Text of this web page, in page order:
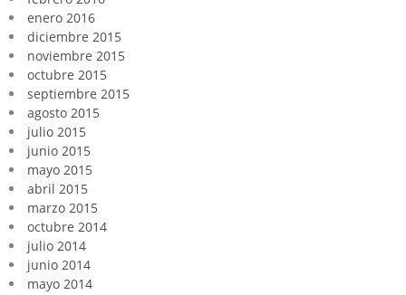
enero 2016
diciembre 2015
noviembre 2015
octubre 2015
septiembre 2015
agosto 2015
julio 2015
junio 2015
mayo 2015
abril 2015
marzo 2015
octubre 2014
julio 2014
junio 2014
mayo 2014